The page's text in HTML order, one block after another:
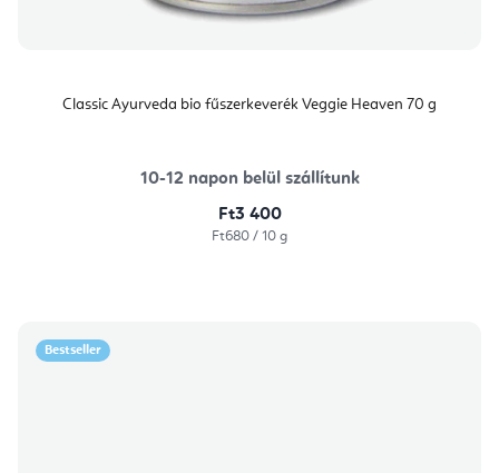
Classic Ayurveda bio fűszerkeverék Veggie Heaven 70 g
10-12 napon belül szállítunk
Ft3 400
Egységár:
Ft680 / 10 g
Bestseller